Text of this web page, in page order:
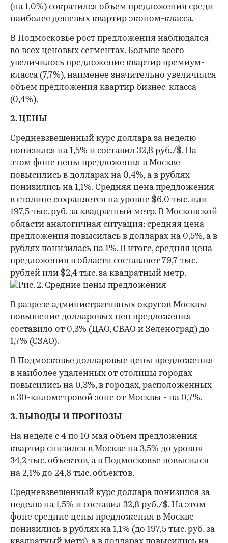
(на 1,0%) сократился объем предложения среди
наиболее дешевых квартир эконом-класса.
В Подмосковье рост предложения наблюдался
во всех ценовых сегментах. Больше всего
увеличилось предложение квартир премиум-
класса (7,7%), наименее значительно увеличился
объем предложения квартир бизнес-класса
(0,4%).
2. ЦЕНЫ
Средневзвешенный курс доллара за неделю
понизился на 1,5% и составил 32,8 руб./$. На
этом фоне цены предложения в Москве
повысились в долларах на 0,4%, а в рублях
понизились на 1,1%. Средняя цена предложения
в столице сохраняется на уровне $6,0 тыс. или
197,5 тыс. руб. за квадратный метр. В Московской
области аналогичная ситуация: средняя цена
предложения повысилась в долларах на 0,5%, а в
рублях понизилась на 1%. В итоге, средняя цена
предложения в области составляет 79,7 тыс.
рублей или $2,4 тыс. за квадратный метр.
В разрезе административных округов Москвы
повышение долларовых цен предложения
составило от 0,3% (ЦАО, СВАО и Зеленоград) до
1,7% (СЗАО).
В Подмосковье долларовые цены предложения
в наиболее удаленных от столицы городах
повысились на 0,3%, в городах, расположенных
в 30-километровой зоне от Москвы - на 0,7%.
3. ВЫВОДЫ И ПРОГНОЗЫ
На неделе с 4 по 10 мая объем предложения
квартир снизился в Москве на 3,5% до уровня
34,2 тыс. объектов, а в Подмосковье повысился
на 2,1% до 24,8 тыс. объектов.
Средневзвешенный курс доллара понизился за
неделю на 1,5% и составил 32,8 руб./$. На этом
фоне средние цены предложения в Москве
понизились в рублях на 1,1% (до 197,5 тыс. руб. за